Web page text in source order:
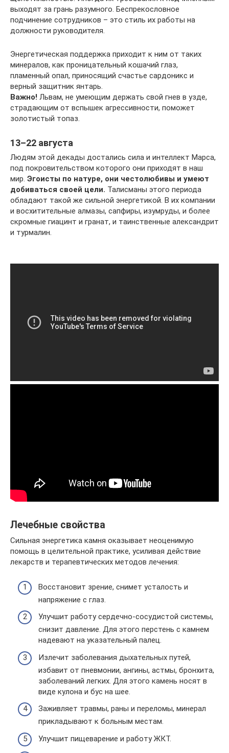
выходят за грань разумного. Беспрекословное
подчинение сотрудников – это стиль их работы на
должности руководителя.
Энергетическая поддержка приходит к ним от таких
минералов, как проницательный кошачий глаз,
пламенный опал, приносящий счастье сардоникс и
верный защитник янтарь.
Важно! Львам, не умеющим держать свой гнев в узде,
страдающим от вспышек агрессивности, поможет
золотистый топаз.
13–22 августа
Людям этой декады достались сила и интеллект Марса,
под покровительством которого они приходят в наш
мир. Эгоисты по натуре, они честолюбивы и умеют
добиваться своей цели. Талисманы этого периода
обладают такой же сильной энергетикой. В их компании
и восхитительные алмазы, сапфиры, изумруды, и более
скромные гиацинт и гранат, и таинственные александрит
и турмалин.
Лечебные свойства
Сильная энергетика камня оказывает неоценимую
помощь в целительной практике, усиливая действие
лекарств и терапевтических методов лечения:
Восстановит зрение, снимет усталость и
напряжение с глаз.
Улучшит работу сердечно-сосудистой системы,
снизит давление. Для этого перстень с камнем
надевают на указательный палец.
Излечит заболевания дыхательных путей,
избавит от пневмонии, ангины, астмы, бронхита,
заболеваний легких. Для этого камень носят в
виде кулона и бус на шее.
Заживляет травмы, раны и переломы, минерал
прикладывают к больным местам.
Улучшит пищеварение и работу ЖКТ.